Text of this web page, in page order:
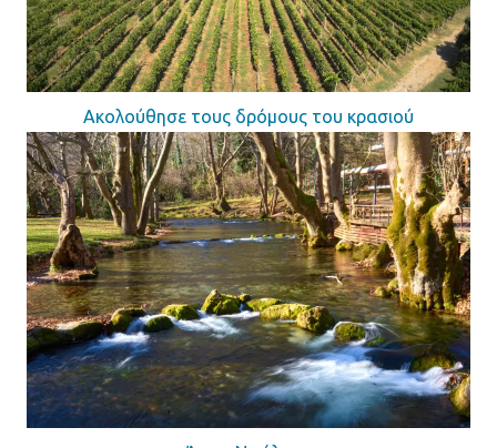
Ακολούθησε τους δρόμους του κρασιού